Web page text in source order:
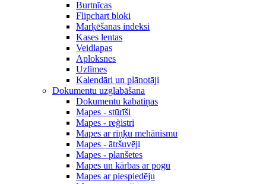
Burtnīcas
Flipchart bloki
Marķēšanas indeksi
Kases lentas
Veidlapas
Aploksnes
Uzlīmes
Kalendāri un plānotāji
Dokumentu uzglabāšana
Dokumentu kabatiņas
Mapes - stūrīši
Mapes - reģistri
Mapes ar riņķu mehānismu
Mapes - ātršuvēji
Mapes - planšetes
Mapes un kārbas ar pogu
Mapes ar piespiedēju